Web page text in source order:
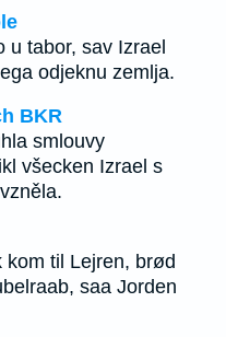
u tabor, sav Izrael
odjeknu zemlja.
BKR
smlouvy
všecken Izrael s
kom til Lejren, brød
saa Jorden